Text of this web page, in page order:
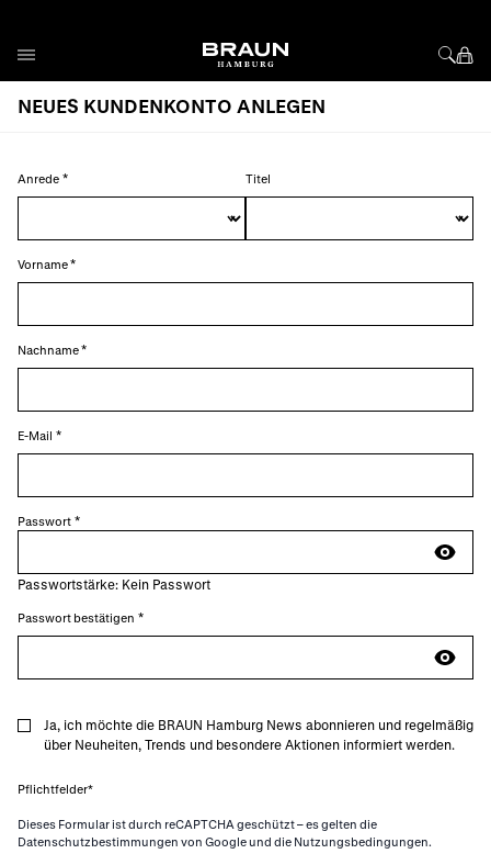
NEUES KUNDENKONTO ANLEGEN
Anrede Titel
Vorname
Nachname
E-Mail
Passwort
Passwortstärke: Kein Passwort
Passwort bestätigen
Ja, ich möchte die BRAUN Hamburg News abonnieren und regelmäßig
über Neuheiten, Trends und besondere Aktionen informiert werden.
Pflichtfelder*
Dieses Formular ist durch reCAPTCHA geschützt – es gelten die
Datenschutzbestimmungen von Googleund die Nutzungsbedingungen.